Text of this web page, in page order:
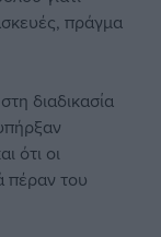
πράγμα
διαδικασία
ότι οι
πέραν του